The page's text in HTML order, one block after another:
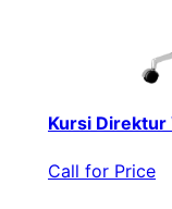
Kursi
Call for Price